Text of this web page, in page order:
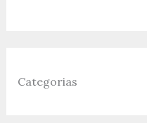
Categorias